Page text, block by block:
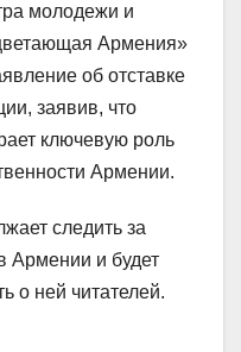
молодежи и
Армения»
об отставке
заявив, что
ключевую роль
Армении.
следить за
Армении и будет
о ней читателей.